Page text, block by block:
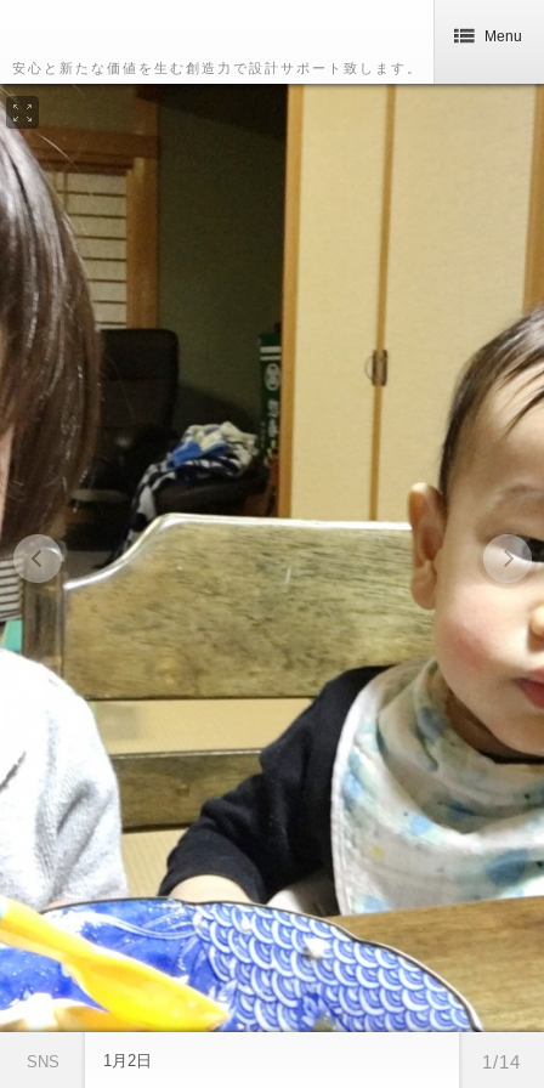
安心と新たな価値を生む創造力で設計サポート致します。
Menu
SNS 1/14
1月2日